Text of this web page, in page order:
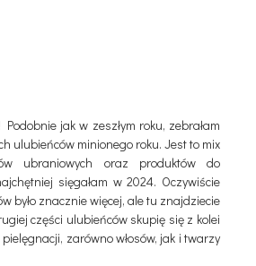
jak w zeszłym roku, zebrałam
ulubieńców minionego roku. Jest to mix
ubraniowych oraz produktów do
sięgałam w 2024. Oczywiście
było znacznie więcej, ale tu znajdziecie
części ulubieńców skupię się z kolei
zarówno włosów, jak i twarzy